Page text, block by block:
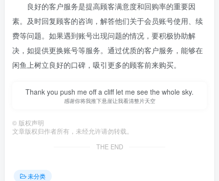
良好的客户服务是提高顾客满意度和回购率的重要因
素。及时回复顾客的咨询，解答他们关于会员账号使用、续
费等问题。如果遇到账号出现问题的情况，要积极协助解
决，如提供更换账号等服务。通过优质的客户服务，能够在
闲鱼上树立良好的口碑，吸引更多的顾客前来购买。
Thank you push me off a cliff let me see the whole sky.
感谢你将我推下悬崖让我看清整片天空
© 版权声明
文章版权归作者所有，未经允许请勿转载。
THE END
未分类